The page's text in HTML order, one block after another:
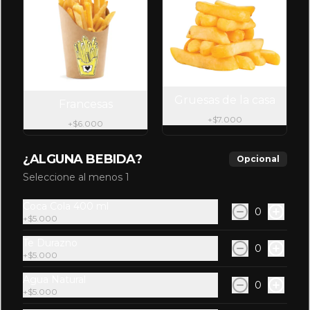
+$6.000 +$7.000
¿ALGUNA BEBIDA? Opcional
Seleccione al menos 1
+$5.000
0
+$5.000
0
+$5.000
0